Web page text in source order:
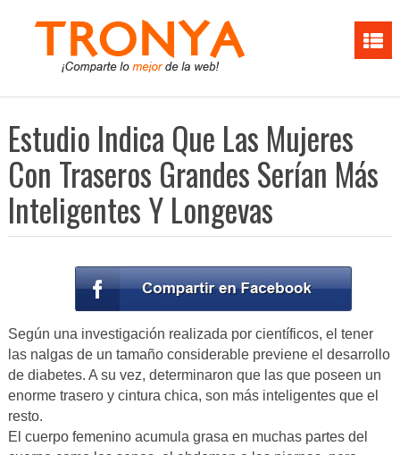
Estudio Indica Que Las Mujeres
Con Traseros Grandes Serían Más
Inteligentes Y Longevas
Según una investigación realizada por científicos, el tener
las nalgas de un tamaño considerable previene el desarrollo
de diabetes. A su vez, determinaron que las que poseen un
enorme trasero y cintura chica, son más inteligentes que el
resto.
El cuerpo femenino acumula grasa en muchas partes del